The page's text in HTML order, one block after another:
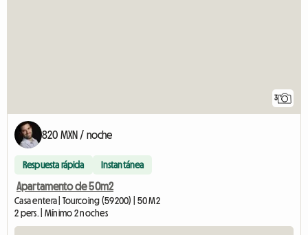
3
820 MXN / noche
Respuesta rápida Instantánea
Apartamento de 50m2
Casa entera | Tourcoing (59200) | 50 M2
2 pers. | Mínimo 2 noches